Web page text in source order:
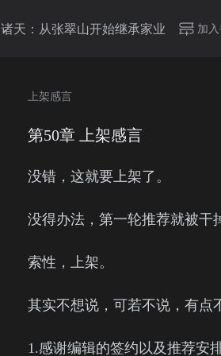
诸天：从张翠山开始继承家业 加
上架感言